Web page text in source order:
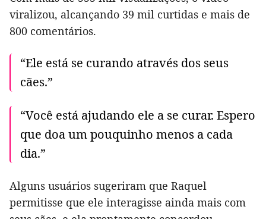
viralizou, alcançando 39 mil curtidas e mais de
800 comentários.
“Ele está se curando através dos seus
cães.”
“Você está ajudando ele a se curar. Espero
que doa um pouquinho menos a cada
dia.”
Alguns usuários sugeriram que Raquel
permitisse que ele interagisse ainda mais com